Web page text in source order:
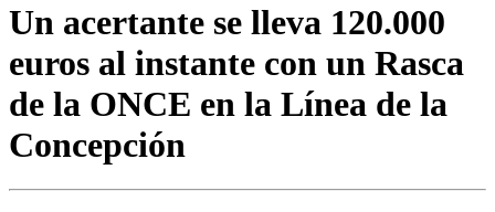
Un acertante se lleva 120.000
euros al instante con un Rasca
de la ONCE en la Línea de la
Concepción